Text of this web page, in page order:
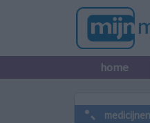
home
medicijnen